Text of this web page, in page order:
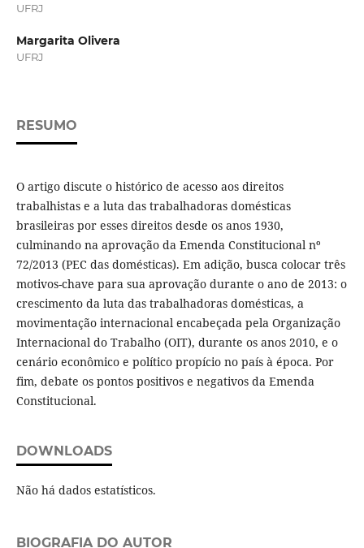
UFRJ
Margarita Olivera
UFRJ
RESUMO
O artigo discute o histórico de acesso aos direitos
trabalhistas e a luta das trabalhadoras domésticas
brasileiras por esses direitos desde os anos 1930,
culminando na aprovação da Emenda Constitucional nº
72/2013 (PEC das domésticas). Em adição, busca colocar três
motivos-chave para sua aprovação durante o ano de 2013: o
crescimento da luta das trabalhadoras domésticas, a
movimentação internacional encabeçada pela Organização
Internacional do Trabalho (OIT), durante os anos 2010, e o
cenário econômico e político propício no país à época. Por
fim, debate os pontos positivos e negativos da Emenda
Constitucional.
DOWNLOADS
Não há dados estatísticos.
BIOGRAFIA DO AUTOR